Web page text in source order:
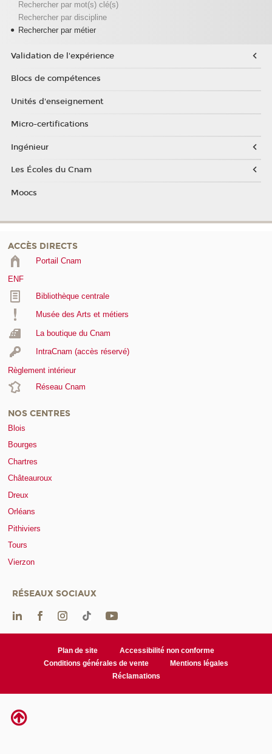
Rechercher par mot(s) clé(s)
Rechercher par discipline
Rechercher par métier
Validation de l'expérience
Blocs de compétences
Unités d'enseignement
Micro-certifications
Ingénieur
Les Écoles du Cnam
Moocs
ACCÈS DIRECTS
Portail Cnam
ENF
Bibliothèque centrale
Musée des Arts et métiers
La boutique du Cnam
IntraCnam (accès réservé)
Règlement intérieur
Réseau Cnam
NOS CENTRES
Blois
Bourges
Chartres
Châteauroux
Dreux
Orléans
Pithiviers
Tours
Vierzon
RÉSEAUX SOCIAUX
Plan de site
Accessibilité non conforme
Conditions générales de vente
Mentions légales
Réclamations